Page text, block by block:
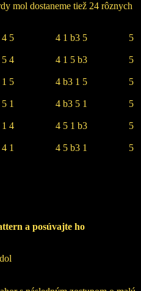
mol dostaneme tiež 24 rôznych
1 4 5 4 1 b3 5 5
1 5 4 4 1 5 b3 5
4 1 5 4 b3 1 5 5
4 5 1 4 b3 5 1 5
5 1 4 4 5 1 b3 5
5 4 1 4 5 b3 1 5
a posúvajte ho